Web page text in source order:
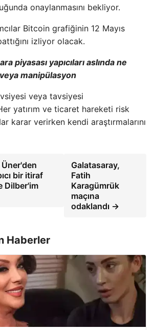
onaylanmasını bekliyor.
Bitcoin grafiğinin 12 Mayıs
izliyor olacak.
piyasası yapıcıları aslında ne
manipülasyon
veya tavsiyesi
yatırım ve ticaret hareketi risk
karar verirken kendi araştırmalarını
Üner'den
bir itiraf
Dilber'im
Galatasaray,
Fatih
Karagümrük
maçına
odaklandı →
Haberler